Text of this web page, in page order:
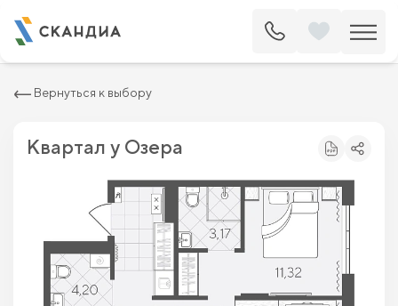
Вернуться к выбору
Квартал у Озера
Квартира c двумя спальнями 64.64 м
8 041 440 ₽9 138 000 ₽